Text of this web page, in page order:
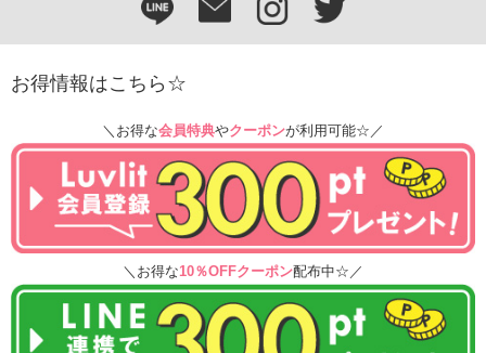
お得情報はこちら☆
＼お得な会員特典やクーポンが利用可能☆／
＼お得な10％OFFクーポン配布中☆／